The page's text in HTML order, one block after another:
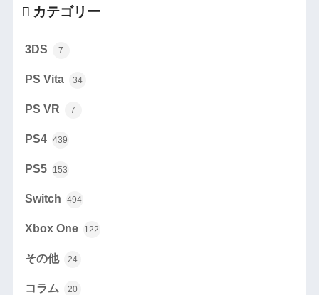
カテゴリー
3DS 7
PS Vita 34
PS VR 7
PS4 439
PS5 153
Switch 494
Xbox One 122
その他 24
コラム 20